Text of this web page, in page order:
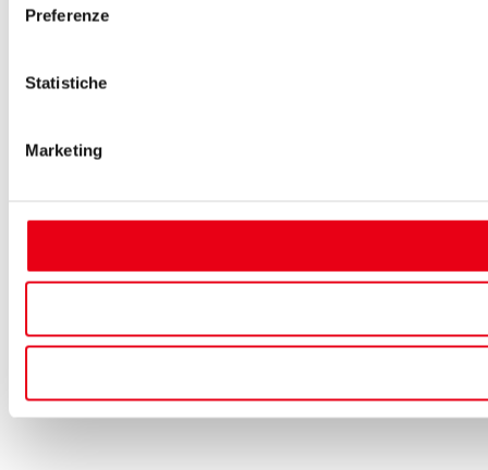
Preferenze
Statistiche
Marketing